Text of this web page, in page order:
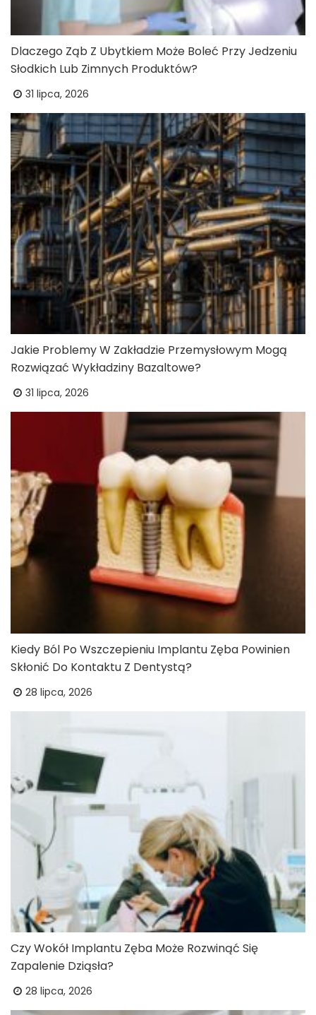
Dlaczego Ząb Z Ubytkiem Może Boleć Przy Jedzeniu
Słodkich Lub Zimnych Produktów?
31 lipca, 2026
Jakie Problemy W Zakładzie Przemysłowym Mogą
Rozwiązać Wykładziny Bazaltowe?
31 lipca, 2026
Kiedy Ból Po Wszczepieniu Implantu Zęba Powinien
Skłonić Do Kontaktu Z Dentystą?
28 lipca, 2026
Czy Wokół Implantu Zęba Może Rozwinąć Się
Zapalenie Dziąsła?
28 lipca, 2026